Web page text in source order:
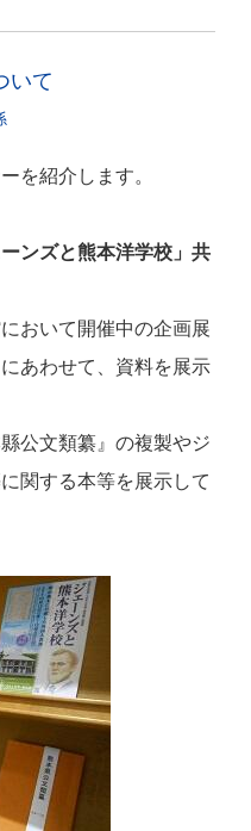
いて
を紹介します。
ンズと熊本洋学校」共
おいて開催中の企画展
あわせて、資料を展示
公文類纂』の複製やジ
関する本等を展示して